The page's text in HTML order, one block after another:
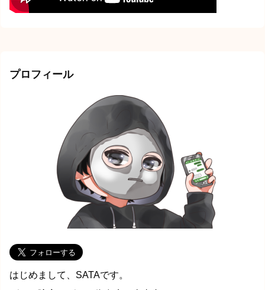
プロフィール
はじめまして、SATAです。